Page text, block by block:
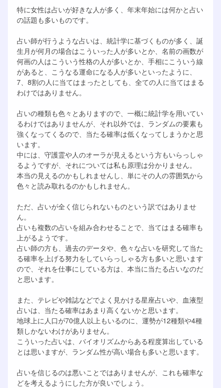
特に女性は占いが好きな人が多く、年末年始には何かと占い
の話題も多いものです。
占い師が行うような占いは、統計学に基づくものが多く、誕
生月が何月の場合はこういった人が多いとか、名前の画数が
何画の人はこういう性格の人が多いとか、手相にこういう線
があると、こうなる運命になる人が多いといったように、
7、8割の人に当てはまったとしても、全ての人に当てはまる
わけではありません。
占いの種類も色々とありますので、一概に統計学を用いてい
るわけではありませんが、それ以外では、ランダムの要素も
強くなってくるので、当たる確率は低くなってしまうかと思
います。
中には、守護霊や人のオーラが見えるという方もいらっしゃ
るようですが、それについては私も原理は分かりません。
本当の見えるのかもしれませんし、単にその人の雰囲気から
色々と読み取れるのかもしれません。
ただ、占いが全く信じられないものという訳ではありませ
ん。
占いも複数の占いを組み合わせることで、当てはまる確率も
上がるようです。
占い師の方も、過去のデータや、色々な占いを研究して当た
る確率を上げる努力をしていらっしゃる方も多いと思います
ので、それを仕事にしている方は、本当に当たる占いなのだ
と思います。
また、テレビや雑誌などでよく見かける星座占いや、血液型
占いは、当たる確率はあまり高くないかと思います。
地球上に人口が70億人以上もいるのに、運勢が12種類や4種
類しかないわけがありません。
こういった占いは、バイオリズムからある程度算出している
とは思いますが、ランダム性が高い場合も多いと思います。
占いを信じるのは悪いことではありませんが、これも確率な
どを考えるようにした方が良いでしょう。